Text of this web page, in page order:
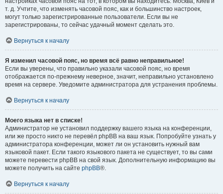
т. д. Учтите, что изменять часовой пояс, как и большинство настроек,
могут только зарегистрированные пользователи. Если вы не
зарегистрированы, то сейчас удачный момент сделать это.
Вернуться к началу
Я изменил часовой пояс, но время всё равно неправильное!
Если вы уверены, что правильно указали часовой пояс, но время
отображается по-прежнему неверное, значит, неправильно установлено
время на сервере. Уведомите администратора для устранения проблемы.
Вернуться к началу
Моего языка нет в списке!
Администратор не установил поддержку вашего языка на конференции,
или же просто никто не перевёл phpBB на ваш язык. Попробуйте узнать у
администратора конференции, может ли он установить нужный вам
языковой пакет. Если такого языкового пакета не существует, то вы сами
можете перевести phpBB на свой язык. Дополнительную информацию вы
можете получить на сайте phpBB®.
Вернуться к началу